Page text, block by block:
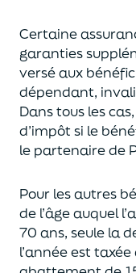
Certaine
garanties
versé aux
dépendant,
Dans tous les
d’impôt si le
le partenaire de
Pour les autres
de l’âgeauquel
70 ans, seule la
l’année esttaxée